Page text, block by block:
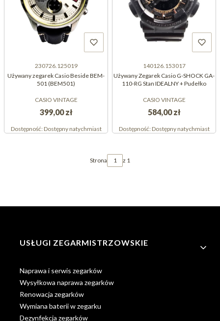
230726.125019
Używany zegarek Casio Beside BEM-
501 (BEM501)
CASIO VINTAGE
399,00 zł
Dostępność:Dostępny natychmiast
140126.153017
Używany Zegarek Casio G-SHOCK GA-
110-RG Stan IDEALNY + Pudełko
CASIO VINTAGE
584,00 zł
Dostępność:Dostępny natychmiast
Strona z 1
Linki w stopce
USŁUGI ZEGARMISTRZOWSKIE
Naprawa i serwis zegarków
Wysyłkowa naprawa zegarków
Renowacja zegarków
Wymiana baterii w zegarku
Dezynfekcja zegarków